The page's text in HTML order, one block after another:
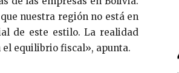
nuestra región no está en
de este estilo. La realidad
el equilibrio fiscal», apunta.